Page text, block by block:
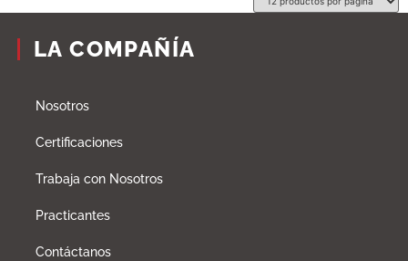
LA COMPAÑÍA
Nosotros
Certificaciones
Trabaja con Nosotros
Practicantes
Contáctanos